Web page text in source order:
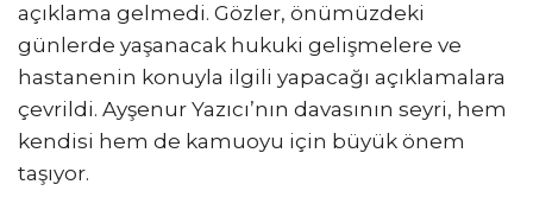
açıklama gelmedi. Gözler, önümüzdeki
günlerde yaşanacak hukuki gelişmelere ve
hastanenin konuyla ilgili yapacağı açıklamalara
çevrildi. Ayşenur Yazıcı’nın davasının seyri, hem
kendisi hem de kamuoyu için büyük önem
taşıyor.